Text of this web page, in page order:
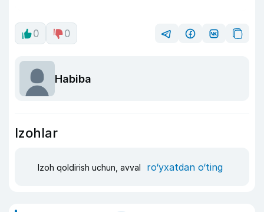
0 0
Habiba
Izohlar
Izoh qoldirish uchun, avval ro‘yxatdan o‘ting